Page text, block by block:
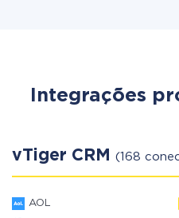
Integrações
vTiger CRM (168
AOL